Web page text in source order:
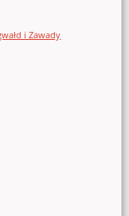
i Zawady